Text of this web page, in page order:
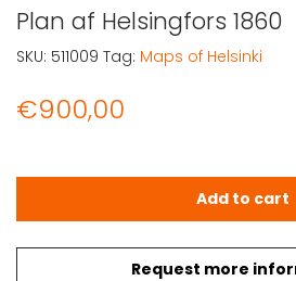
Plan af Helsingfors 1860
€900,00
Request more
Plan af Helsingfors 1860 quantity
Add to cart
SKU: 511009 Tag: Maps of Helsinki